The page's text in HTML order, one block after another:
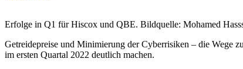
Erfolge in Q1 für Hiscox und QBE. Bildquelle: Mohamed
Getreidepreise und Minimierung der Cyberrisiken – die Wege
im ersten Quartal 2022 deutlich machen.